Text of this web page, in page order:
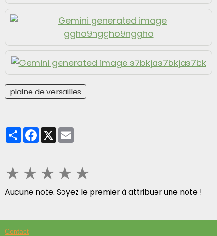
plaine de versailles
PartagerFacebook
X
★★★★★
Aucune note. Soyez le premier à attribuer une note !
Contact